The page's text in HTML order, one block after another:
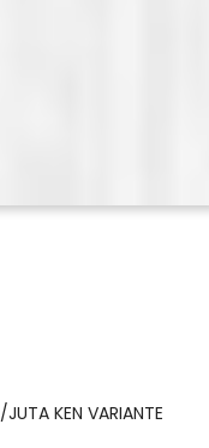
/JUTA KEN VARIANTE